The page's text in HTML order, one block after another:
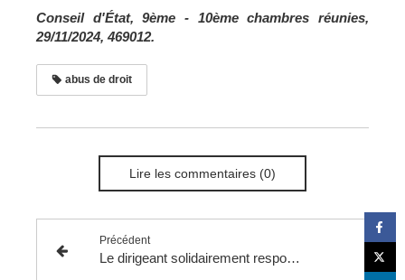
Conseil d'État, 9ème - 10ème chambres réunies,
29/11/2024, 469012.
abus de droit
Lire les commentaires (0)
Précédent
Le dirigeant solidairement responsable du paiement des impositions et pénalités dues par la société ne peut être condamné au paiement des intérêts de retard.